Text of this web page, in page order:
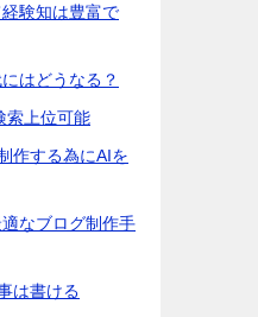
験知は豊富で
はどうなる？
索上位可能
作する為にAIを
なブログ制作手
は書ける